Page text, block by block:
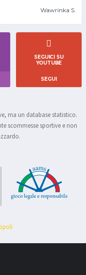
Wawrinka S.
SEGUICI SU
YOUTUBE
SEGUI
ma un database statistico.
scommesse sportive e non